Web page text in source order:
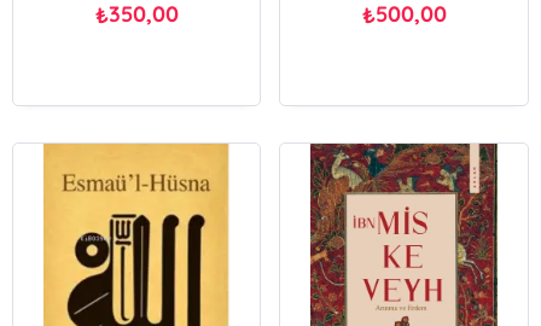
₺350,00 ₺500,00